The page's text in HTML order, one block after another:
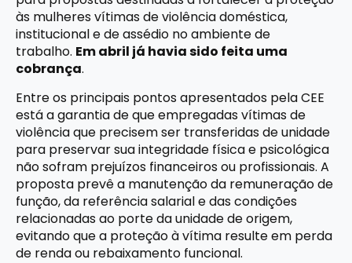
às mulheres vítimas de violência doméstica,
institucional e de assédio no ambiente de
trabalho. Em abril já havia sido feita uma
cobrança.
Entre os principais pontos apresentados pela CEE
está a garantia de que empregadas vítimas de
violência que precisem ser transferidas de unidade
para preservar sua integridade física e psicológica
não sofram prejuízos financeiros ou profissionais. A
proposta prevê a manutenção da remuneração de
função, da referência salarial e das condições
relacionadas ao porte da unidade de origem,
evitando que a proteção à vítima resulte em perda
de renda ou rebaixamento funcional.